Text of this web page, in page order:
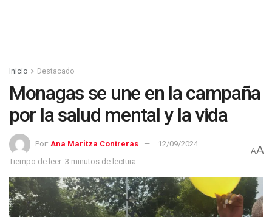
Inicio Destacado
Monagas se une en la campaña
por la salud mental y la vida
Por: Ana Maritza Contreras
12/09/2024
Tiempo de leer: 3 minutos de lectura
AA